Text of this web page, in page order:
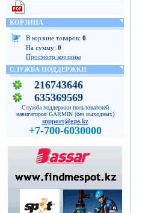
КОРЗИНА
В корзине товаров: 0
На сумму: 0
Просмотр корзины
СЛУЖБА ПОДДЕРЖКИ
216743646
635369569
Служба поддержки пользователей
навигаторов GARMIN (без выходных)
support@gps.kz
+7-700-6030000